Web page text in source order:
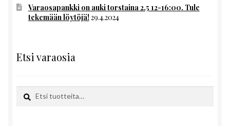
Varaosapankki on auki torstaina 2.5 12-16:00. Tule
tekemään löytöjä!29.4.2024
Etsi varaosia
Etsi:
Haku